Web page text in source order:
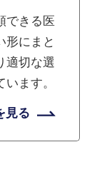
できる医
形にまと
適切な選
ます。
見る